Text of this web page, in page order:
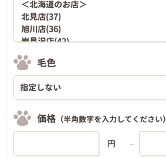
毛色
価格 （半角数字を入力してください）
円